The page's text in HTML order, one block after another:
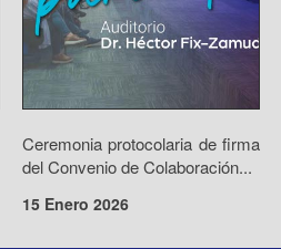
Ceremonia protocolaria de firma
del Convenio de Colaboración...
15 Enero 2026